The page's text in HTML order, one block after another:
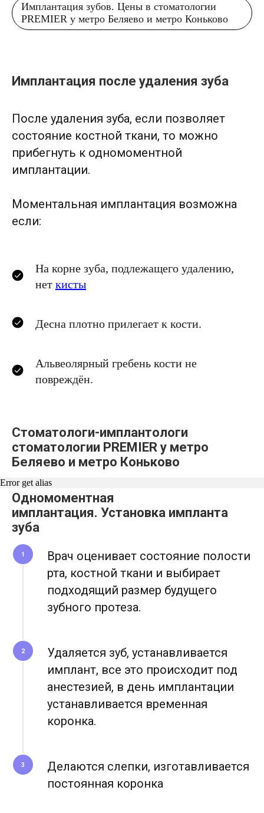
Имплантация зубов. Цены в стоматологии
PREMIER у метро Беляево и метро Коньково
Имплантация после удаления зуба
После удаления зуба, если позволяет
состояние костной ткани, то можно
прибегнуть к одномоментной
имплантации.
Моментальная имплантация возможна
если:
На корне зуба, подлежащего удалению,
нет кисты
Десна плотно прилегает к кости.
Альвеолярный гребень кости не
повреждён.
Стоматологи-имплантологи
стоматологии PREMIER у метро
Беляево и метро Коньково
Error get alias
Одномоментная
имплантация. Установка импланта
зуба
1
Врач оценивает состояние полости
рта, костной ткани и выбирает
подходящий размер будущего
зубного протеза.
2
Удаляется зуб, устанавливается
имплант, все это происходит под
анестезией, в день имплантации
устанавливается временная
коронка.
3
Делаются слепки, изготавливается
постоянная коронка